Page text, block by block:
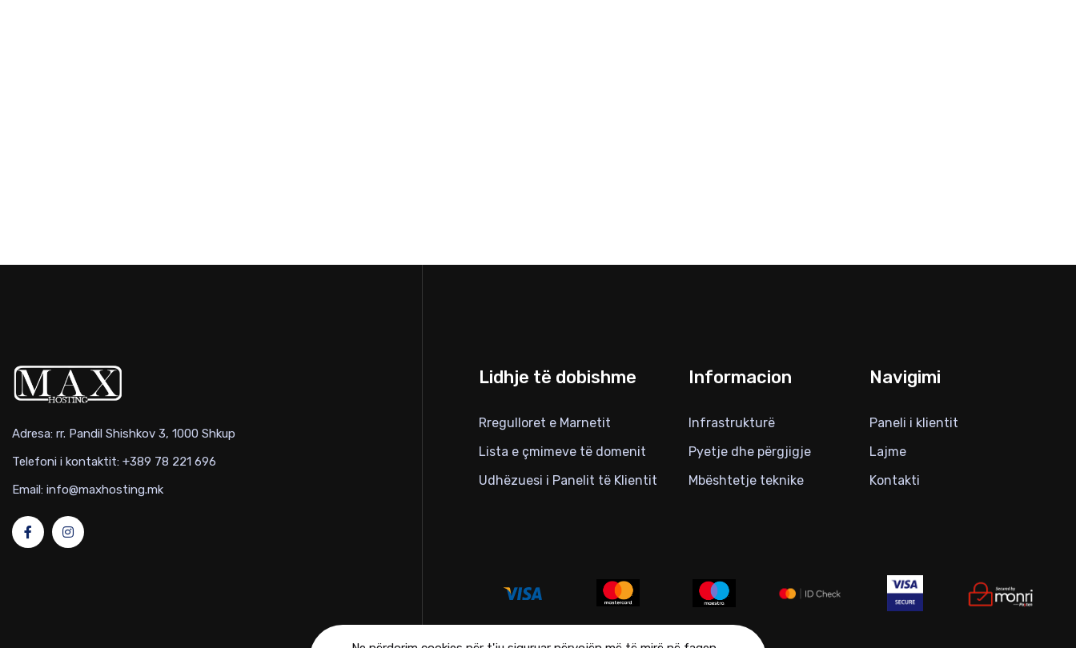
Adresa: rr. Pandil Shishkov 3, 1000 Shkup
Telefoni i kontaktit: +389 78 221 696
Email: info@maxhosting.mk
Lidhje të dobishme
Rregulloret e Marnetit
Lista e çmimeve të domenit
Udhëzuesi i Panelit të Klientit
Informacion
Infrastrukturë
Pyetje dhe përgjigje
Mbështetje teknike
Navigimi
Paneli i klientit
Lajme
Kontakti